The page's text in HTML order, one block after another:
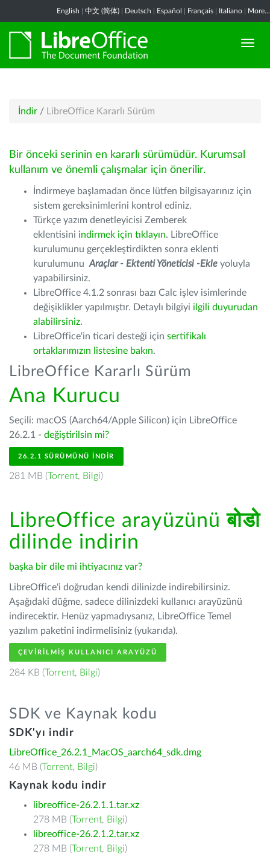
English 中文 (简体) Deutsch Español Français Italiano More...
İndir / LibreOffice Kararlı Sürüm
Bir önceki serinin en kararlı sürümüdür. Kurumsal
kullanım ve önemli çalışmalar için önerilir.
İndirmeye başlamadan önce lütfen bilgisayarınız için
sistem gereksinimlerini kontrol ediniz.
Türkçe yazım denetleyicisi Zemberek
eklentisini indirmek için tıklayın. LibreOffice
kurulumunu gerçekleştirdikten sonra eklenti
kurulumunu Araçlar - Ektenti Yöneticisi -Ekle yoluyla
yapabilirsiniz.
LibreOffice 4.1.2 sonrası bazı Calc işlev isimlerinde
değişiklikler yapılmıştır. Detaylı bilgiyi ilgili duyurudan
alabilirsiniz.
LibreOffice'in ticari desteği için sertifikalı
ortaklarımızın listesine bakın.
LibreOffice Kararlı Sürüm
Ana Kurucu
Seçili: macOS (Aarch64/Apple Silicon) için LibreOffice
26.2.1 - değiştirilsin mi?
26.2.1 SÜRÜMÜNÜ İNDIR
281 MB (Torrent, Bilgi)
LibreOffice arayüzünüबोडो
dilinde indirin
başka bir dile mi ihtiyacınız var?
LibreOffice'i doğrudan kendi dilinizde indirebilirsiniz.
Aşağıdaki düğme, sadece dilinizdeki kullanıcı arayüzünü
indirecektir. Henüz yapmadıysanız, LibreOffice Temel
yazılım paketini indirmelisiniz (yukarıda).
ÇEVIRILMIŞ KULLANICI ARAYÜZÜ
284 KB (Torrent, Bilgi)
SDK ve Kaynak kodu
SDK'yı indir
LibreOffice_26.2.1_MacOS_aarch64_sdk.dmg
46 MB (Torrent, Bilgi)
Kaynak kodu indir
libreoffice-26.2.1.1.tar.xz
278 MB (Torrent, Bilgi)
libreoffice-26.2.1.2.tar.xz
278 MB (Torrent, Bilgi)